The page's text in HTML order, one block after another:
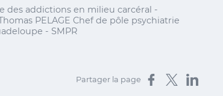
des addictions en milieu carcéral -
PELAGE Chef de pôle psychiatrie
- SMPR
Partager la page Partager sur
Partager sur X
Partager